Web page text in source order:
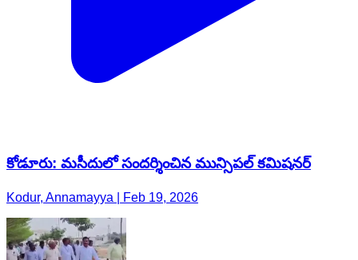
కోడూరు: మసీదులో సందర్శించిన మున్సిపల్ కమిషనర్
Kodur, Annamayya | Feb 19, 2026